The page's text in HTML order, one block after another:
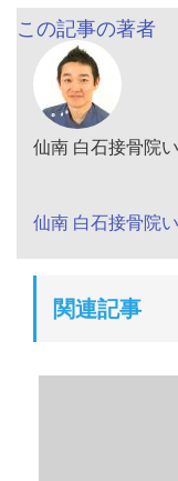
この記事の著者
仙南 白石接骨院
仙南 白石接骨院
関連記事